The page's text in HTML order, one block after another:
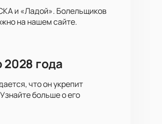
и «Ладой». Болельщиков
на нашем сайте.
года
что он укрепит
больше о его